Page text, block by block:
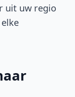
uit uw regio